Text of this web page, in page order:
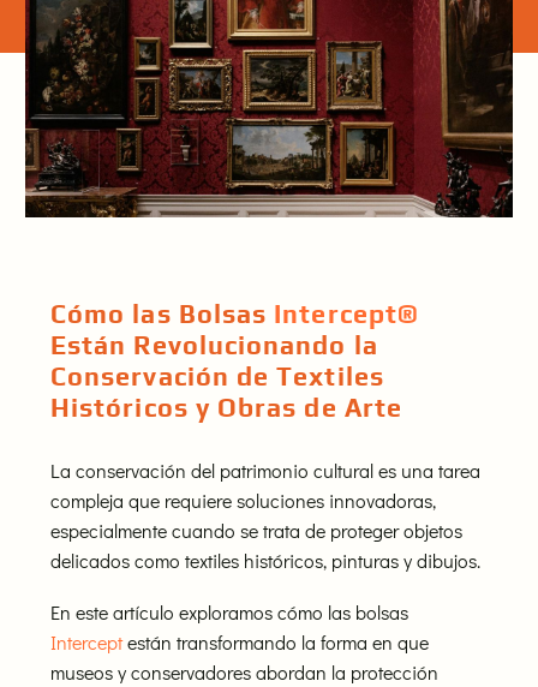
Cómo las Bolsas Intercept®
Están Revolucionando la
Conservación de Textiles
Históricos y Obras de Arte
La conservación del patrimonio cultural es una tarea
compleja que requiere soluciones innovadoras,
especialmente cuando se trata de proteger objetos
delicados como textiles históricos, pinturas y dibujos.
En este artículo exploramos cómo las bolsas
Interceptestán transformando la forma en que
museos y conservadores abordan la protección